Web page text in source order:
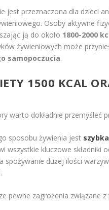
jest przeznaczona dla dzieci
Osoby aktywne
ją do około 1800-2000
żywieniowych może
samopoczucia.
1500 KCAL
warto dokładnie przemyśleć
sposobu żywienia jest
wszystkie kluczowe składniki
spożywanie dużej ilości
pewne zagrożenia związane